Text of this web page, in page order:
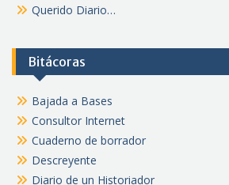
Querido Diario…
Bitácoras
Bajada a Bases
Consultor Internet
Cuaderno de borrador
Descreyente
Diario de un Historiador